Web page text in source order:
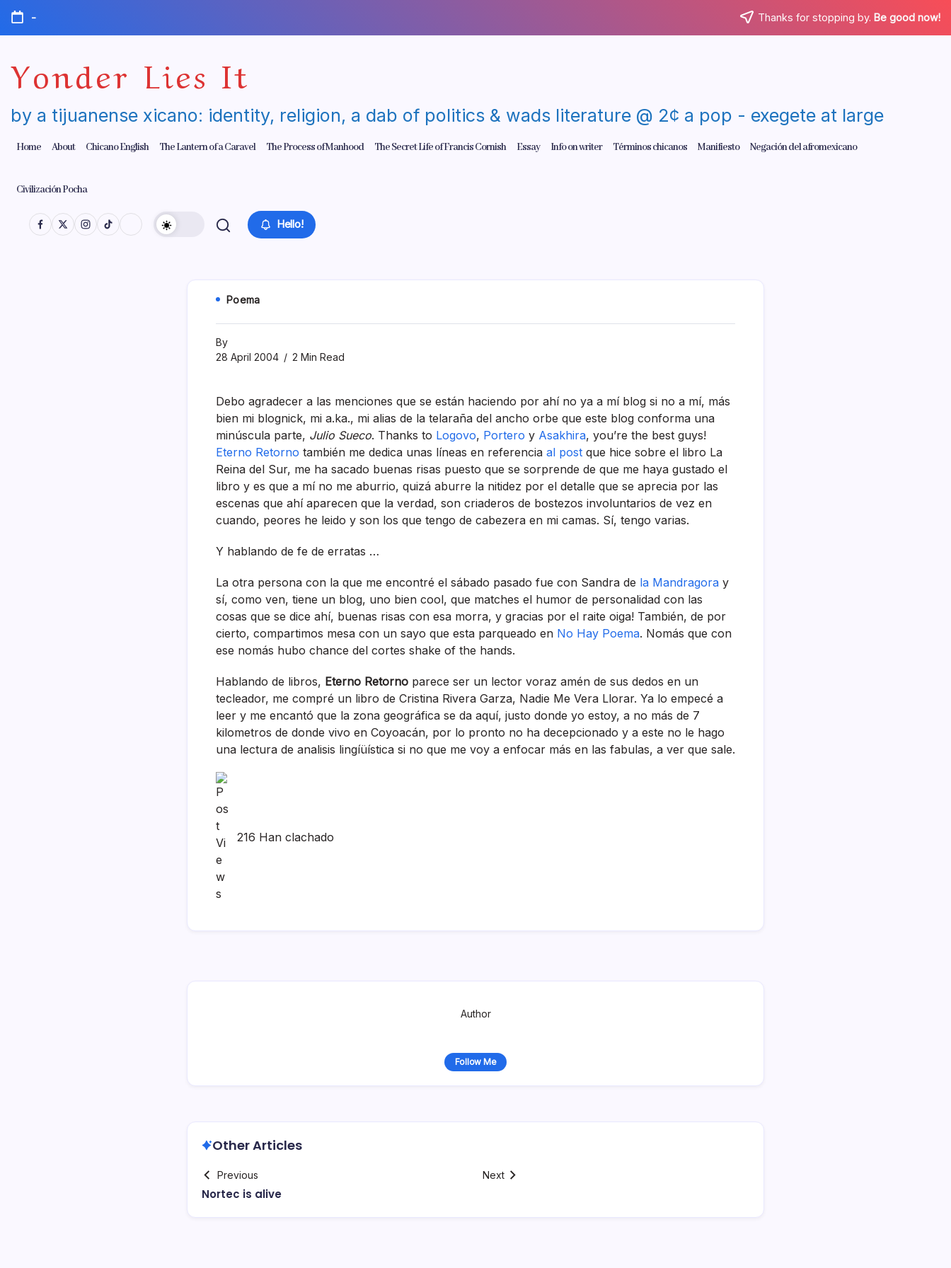
Skip
content
- Thanks for stopping by. Be good now!
Yonder Lies It
by a tijuanense xicano: identity, religion, a dab of politics & wads literature @ 2¢ a pop - exegete at large
Home About Chicano English The Lantern of a Caravel The Process of Manhood The Secret Life of Francis Cornish Essay Info on writer Términos chicanos Manifiesto Negación del afromexicano
Civilización Pocha
Hello!
Poema
By
28 April 2004
2 Min Read
Debo agradecer a las menciones que se están haciendo por ahí­ no ya a mí­ blog si no a mí­, más
bien mi blognick, mi a.ka., mi alias de la telaraña del ancho orbe que este blog conforma una
minúscula parte, Julio Sueco. Thanks to Logovo, Portero y Asakhira, you’re the best guys!
Eterno Retorno también me dedica unas lí­neas en referencia al post que hice sobre el libro La
Reina del Sur, me ha sacado buenas risas puesto que se sorprende de que me haya gustado el
libro y es que a mí­ no me aburrio, quizá aburre la nitidez por el detalle que se aprecia por las
escenas que ahí­ aparecen que la verdad, son criaderos de bostezos involuntarios de vez en
cuando, peores he leido y son los que tengo de cabezera en mi camas. Sí­, tengo varias.
Y hablando de fe de erratas …
La otra persona con la que me encontré el sábado pasado fue con Sandra de la Mandragora y
sí­, como ven, tiene un blog, uno bien cool, que matches el humor de personalidad con las
cosas que se dice ahí­, buenas risas con esa morra, y gracias por el raite oiga! También, de por
cierto, compartimos mesa con un sayo que esta parqueado en No Hay Poema. Nomás que con
ese nomás hubo chance del cortes shake of the hands.
Hablando de libros, Eterno Retorno parece ser un lector voraz amén de sus dedos en un
tecleador, me compré un libro de Cristina Rivera Garza, Nadie Me Vera Llorar. Ya lo empecé a
leer y me encantó que la zona geográfica se da aquí­, justo donde yo estoy, a no más de 7
kilometros de donde vivo en Coyoacán, por lo pronto no ha decepcionado y a este no le hago
una lectura de analisis lingíüí­stica si no que me voy a enfocar más en las fabulas, a ver que sale.
216 Han clachado
Author
Follow Me
Other Articles
Previous
Nortec is alive
Next